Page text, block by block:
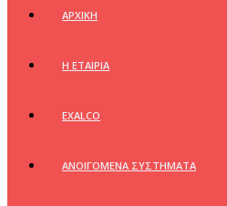
ΑΡΧΙΚΗ
Η ΕΤΑΙΡΙΑ
EXALCO
ΑΝΟΙΓΟΜΕΝΑ ΣΥΣΤΗΜΑΤΑ